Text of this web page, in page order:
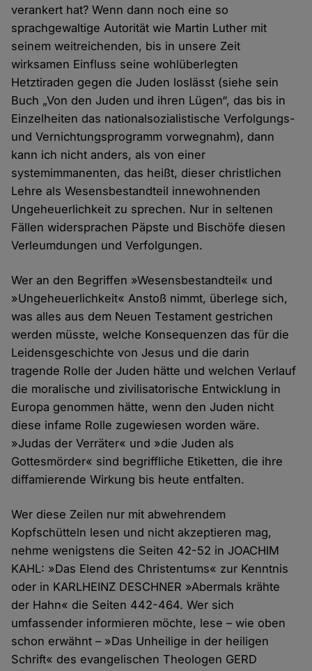
verankert hat? Wenn dann noch eine so
sprachgewaltige Autorität wie Martin Luther mit
seinem weitreichenden, bis in unsere Zeit
wirksamen Einfluss seine wohlüberlegten
Hetztiraden gegen die Juden loslässt (siehe sein
Buch „Von den Juden und ihren Lügen“, das bis in
Einzelheiten das nationalsozialistische Verfolgungs-
und Vernichtungsprogramm vorwegnahm), dann
kann ich nicht anders, als von einer
systemimmanenten, das heißt, dieser christlichen
Lehre als Wesensbestandteil innewohnenden
Ungeheuerlichkeit zu sprechen. Nur in seltenen
Fällen widersprachen Päpste und Bischöfe diesen
Verleumdungen und Verfolgungen.
Wer an den Begriffen »Wesensbestandteil« und
»Ungeheuerlichkeit« Anstoß nimmt, überlege sich,
was alles aus dem Neuen Testament gestrichen
werden müsste, welche Konsequenzen das für die
Leidensgeschichte von Jesus und die darin
tragende Rolle der Juden hätte und welchen Verlauf
die moralische und zivilisatorische Entwicklung in
Europa genommen hätte, wenn den Juden nicht
diese infame Rolle zugewiesen worden wäre.
»Judas der Verräter« und »die Juden als
Gottesmörder« sind begriffliche Etiketten, die ihre
diffamierende Wirkung bis heute entfalten.
Wer diese Zeilen nur mit abwehrendem
Kopfschütteln lesen und nicht akzeptieren mag,
nehme wenigstens die Seiten 42-52 in JOACHIM
KAHL: »Das Elend des Christentums« zur Kenntnis
oder in KARLHEINZ DESCHNER »Abermals krähte
der Hahn« die Seiten 442-464. Wer sich
umfassender informieren möchte, lese – wie oben
schon erwähnt – »Das Unheilige in der heiligen
Schrift« des evangelischen Theologen GERD